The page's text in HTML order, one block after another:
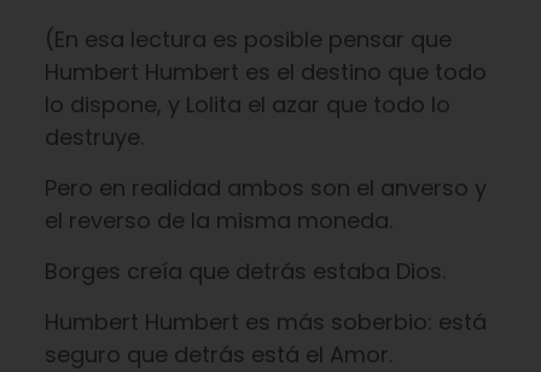
(En esa lectura es posible pensar que
Humbert Humbert es el destino que todo
lo dispone, y Lolita el azar que todo lo
destruye.
Pero en realidad ambos son el anverso y
el reverso de la misma moneda.
Borges creía que detrás estaba Dios.
Humbert Humbert es más soberbio: está
seguro que detrás está el Amor.